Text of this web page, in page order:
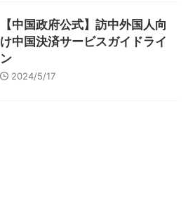
【中国政府公式】訪中外国人向
け中国決済サービスガイドライ
ン
2024/5/17